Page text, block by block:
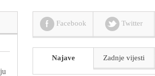
Facebook Twitter
Najave Zadnje vijesti